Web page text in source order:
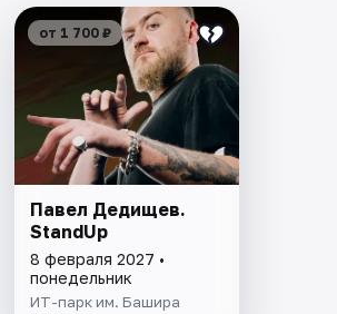
от 1 700 ₽
Павел Дедищев.
StandUp
8 февраля 2027 •
понедельник
ИТ-парк им. Башира